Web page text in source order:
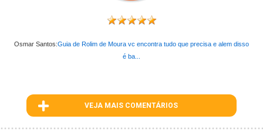
Osmar Santos:Guia de Rolim de Moura vc encontra tudo que precisa e alem disso
é ba...
VEJA MAIS COMENTÁRIOS